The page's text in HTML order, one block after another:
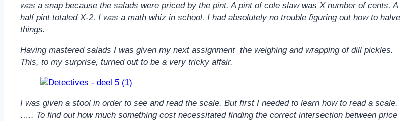
was a snap because the salads were priced by the pint. A pint of cole slaw was X number of cents. A
half pint totaled X-2. I was a math whiz in school. I had absolutely no trouble figuring out how to halve
things.
Having mastered salads I was given my next assignment the weighing and wrapping of dill pickles.
This, to my surprise, turned out to be a very tricky affair.
I was given a stool in order to see and read the scale. But first I needed to learn how to read a scale.
….. To find out how much something cost necessitated finding the correct intersection between price